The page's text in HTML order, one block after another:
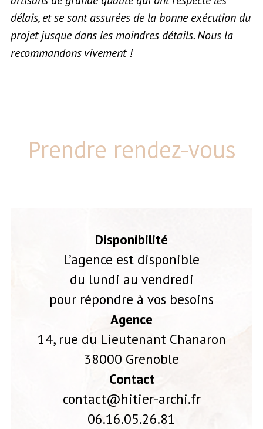
délais, et se sont assurées de la bonne exécution du
projet jusque dans les moindres détails. Nous la
recommandons vivement !
Prendre rendez-vous
Disponibilité
L’agence est disponible
du lundi au vendredi
pour répondre à vos besoins
Agence
14, rue du Lieutenant Chanaron
38000 Grenoble
Contact
contact@hitier-archi.fr
06.16.05.26.81